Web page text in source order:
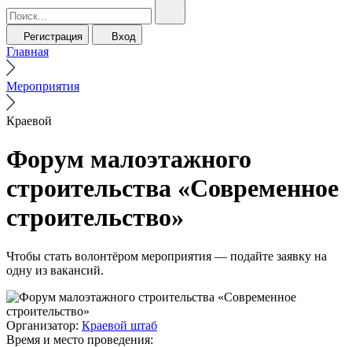
Регистрация Вход
Главная
Мероприятия
Краевой
Форум малоэтажного
строительства «Современное
строительство»
Чтобы стать волонтёром мероприятия — подайте заявку на
одну из вакансий.
Организатор: Краевой штаб
Время и место проведения: